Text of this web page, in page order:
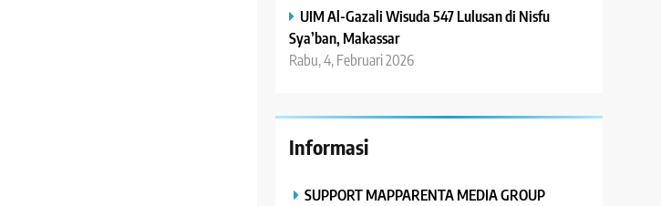
UIM Al-Gazali Wisuda 547 Lulusan di Nisfu
Sya’ban, Makassar
Rabu, 4, Februari 2026
Informasi
SUPPORT MAPPARENTA MEDIA GROUP